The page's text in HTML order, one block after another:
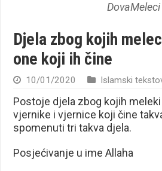
DovaMeleci
Djela zbog kojih
one koji ih čine
10/01/2020 Islamski
Postoje djela zbog kojih
vjernike i vjernice koji čine
spomenuti tri takva djela.
Posjećivanje u ime Allaha